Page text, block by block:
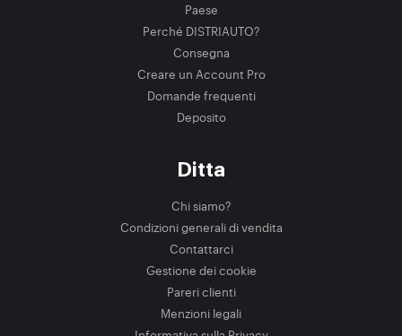
Paese
Perché DISTRIAUTO?
Consegna
Creare un Account Pro
Domande frequenti
Deposito
Ditta
Chi siamo?
Condizioni generali di vendita
Contattarci
Gestione dei cookie
Pareri clienti
Menzioni legali